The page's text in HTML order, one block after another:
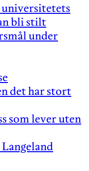
universitetets
bli stilt
under
det har stort
som lever uten